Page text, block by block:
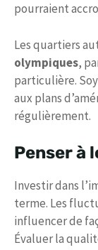
pourraient
Les quartiers
olympiques,
particulière.
aux plans
régulièrement.
Penser à
Investir dans
terme. Les
influencer de
Évaluer la